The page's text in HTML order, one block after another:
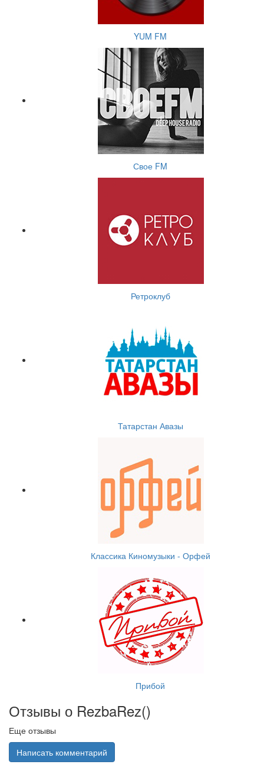
YUM FM
Свое FM
Ретроклуб
Татарстан Авазы
Классика Киномузыки - Орфей
Прибой
Отзывы о RezbaRez()
Еще отзывы
Написать комментарий